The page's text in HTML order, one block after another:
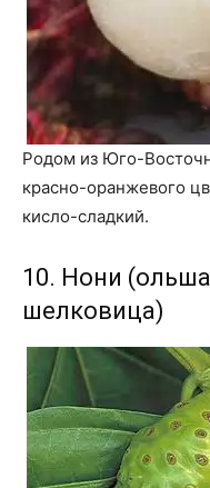
Родом из Юго-
красно-оранжевого
кисло-сладкий.
10. Нони
шелковица)